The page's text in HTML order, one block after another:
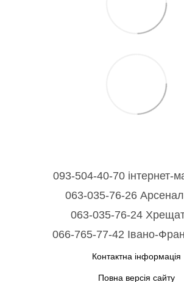
093-504-40-70 інтернет-
063-035-76-26
063-035-76-24
066-765-77-42 Івано-
Контактна інформація
Повна версія сайту